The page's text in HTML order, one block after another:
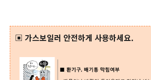
▣ 가스보일러 안전하게 사용하세요.